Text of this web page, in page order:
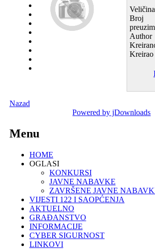
Veličina
Broj
Author
Kreirao
Nazad
Powered by jDownloads
Menu
HOME
OGLASI
KONKURSI
JAVNE NABAVKE
ZAVRŠENE JAVNE
VIJESTI 122 I SAOPĆENJA
AKTUELNO
GRAĐANSTVO
INFORMACIJE
CYBER SIGURNOST
LINKOVI